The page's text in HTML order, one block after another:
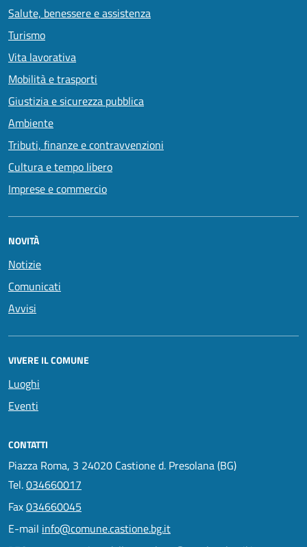
Salute, benessere e assistenza
Turismo
Vita lavorativa
Mobilità e trasporti
Giustizia e sicurezza pubblica
Ambiente
Tributi, finanze e contravvenzioni
Cultura e tempo libero
Imprese e commercio
NOVITÀ
Notizie
Comunicati
Avvisi
VIVERE IL COMUNE
Luoghi
Eventi
CONTATTI
Piazza Roma, 3 24020 Castione d. Presolana (BG)
Tel.034660017
Fax034660045
E-mail info@comune.castione.bg.it